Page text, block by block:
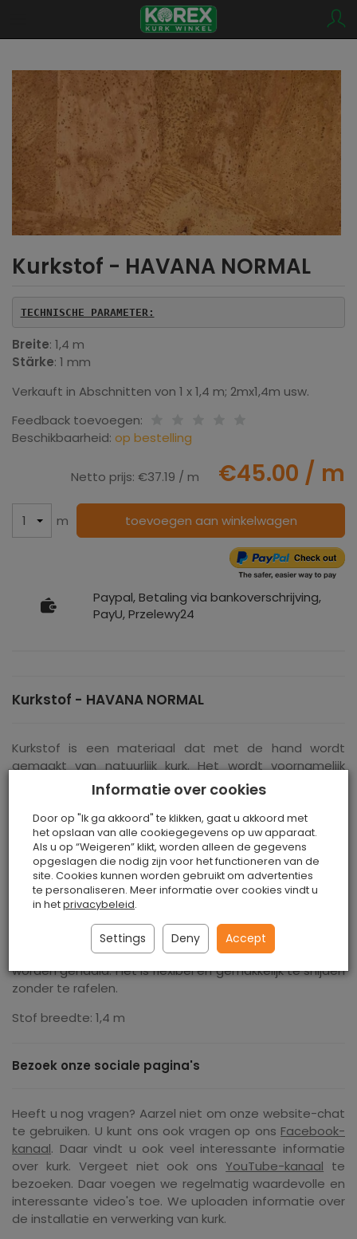
Kurkstof - HAVANA NORMAL
TECHNISCHE PARAMETER:
Breite: 1,4 m
Stärke: 1 mm
Verkauft in Abschnitten von 1 x 1,4 m; 2mx1,4m usw.
Feedback toevoegen:
Beschikbaarheid: op bestelling
Netto prijs: €37.19 / m €45.00 / m
m toevoegen aan winkelwagen
Paypal, Betaling via bankoverschrijving,
PayU, Przelewy24
Kurkstof - HAVANA NORMAL
Kurkstof is een materiaal dat met de hand wordt
gemaakt van natuurlijk kurk. Het wordt voornamelijk
gebruikt voor de productie van fournituren. Het
het resulterende doek is volledig milieuvriendelijk. Het
lijkt qua eigenschappen op natuurlijk leer.
Het is een ecologisch vriendelijk materiaal dat zonder
het gebruik van chemicaliën wordt geproduceerd. Alle
patronen zijn origineel en hebben een uniek ontwerp. De
extreme duurzaamheid, waardoor het gemakkelijk vorm
te geven is. Kan gemakkelijk op elke thuismachine
worden genaaid. Het is flexibel en gemakkelijk te snijden
zonder te rafelen.
Stof breedte: 1,4 m
Bezoek onze sociale pagina's
Heeft u nog vragen? Aarzel niet om onze website-chat
te gebruiken. U kunt ons ook vragen op ons Facebook-
kanaal. Daar vindt u ook veel interessante informatie
over kurk. Vergeet niet ook ons ​​YouTube-kanaal te
bezoeken. Daar voegen we regelmatig waardevolle en
interessante video's toe. We uploaden informatie over
de installatie en verwerking van kurk.
Informatie over cookies
Door op "Ik ga akkoord" te klikken, gaat u akkoord met
het opslaan van alle cookiegegevens op uw apparaat.
Als u op “Weigeren” klikt, worden alleen de gegevens
opgeslagen die nodig zijn voor het functioneren van de
site. Cookies kunnen worden gebruikt om advertenties
te personaliseren. Meer informatie over cookies vindt u
in hetprivacybeleid.
Settings Deny Accept